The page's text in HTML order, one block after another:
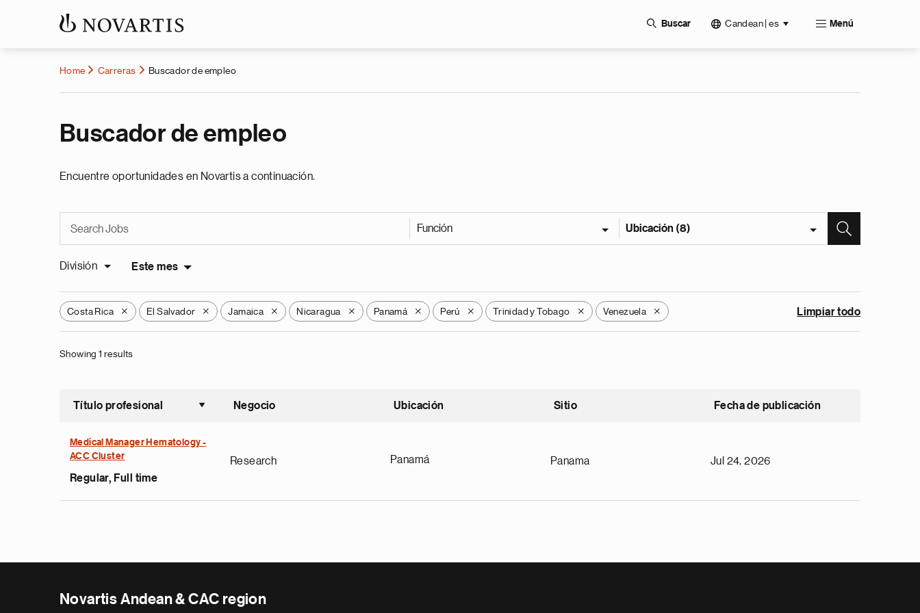
Buscar Candean | es Menú
Home Carreras Buscador de empleo
Buscador de empleo
Encuentre oportunidades en Novartis a continuación.
Función Ubicación (8)
División Este mes
Costa Rica X El Salvador X Jamaica X Nicaragua X Panamá X Perú X Trinidad y Tobago X Venezuela X Limpiar todo
Showing 1 results
Título profesional
Ordenar ascendente
Negocio Ubicación Sitio Fecha de publicación
Medical Manager Hematology -
ACC Cluster
Regular, Full time
Research Panamá Panama Jul 24, 2026
Novartis Andean & CAC region